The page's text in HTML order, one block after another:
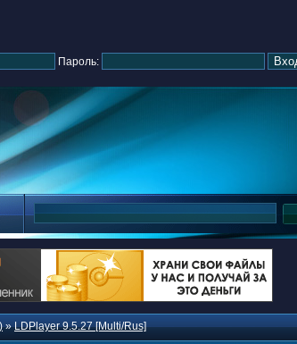
Пароль:
»LDPlayer 9.5.27 [Multi/Rus]